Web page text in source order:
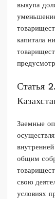
выкупа
капитала
Статья
Заемные
общим
свою
условиях